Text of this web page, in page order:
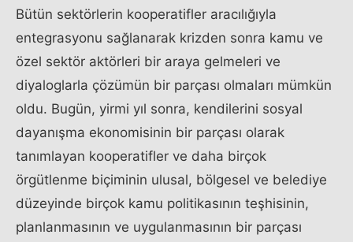
Bütün sektörlerin kooperatifler aracılığıyla
entegrasyonu sağlanarak krizden sonra kamu ve
özel sektör aktörleri bir araya gelmeleri ve
diyaloglarla çözümün bir parçası olmaları mümkün
oldu. Bugün, yirmi yıl sonra, kendilerini sosyal
dayanışma ekonomisinin bir parçası olarak
tanımlayan kooperatifler ve daha birçok
örgütlenme biçiminin ulusal, bölgesel ve belediye
düzeyinde birçok kamu politikasının teşhisinin,
planlanmasının ve uygulanmasının bir parçası